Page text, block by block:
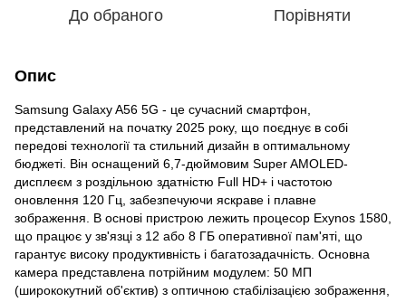
До обраного Порівняти
Опис
Samsung Galaxy A56 5G - це сучасний смартфон,
представлений на початку 2025 року, що поєднує в собі
передові технології та стильний дизайн в оптимальному
бюджеті. Він оснащений 6,7-дюймовим Super AMOLED-
дисплеєм з роздільною здатністю Full HD+ і частотою
оновлення 120 Гц, забезпечуючи яскраве і плавне
зображення. В основі пристрою лежить процесор Exynos 1580,
що працює у зв'язці з 12 або 8 ГБ оперативної пам'яті, що
гарантує високу продуктивність і багатозадачність. Основна
камера представлена потрійним модулем: 50 МП
(ширококутний об'єктив) з оптичною стабілізацією зображення,